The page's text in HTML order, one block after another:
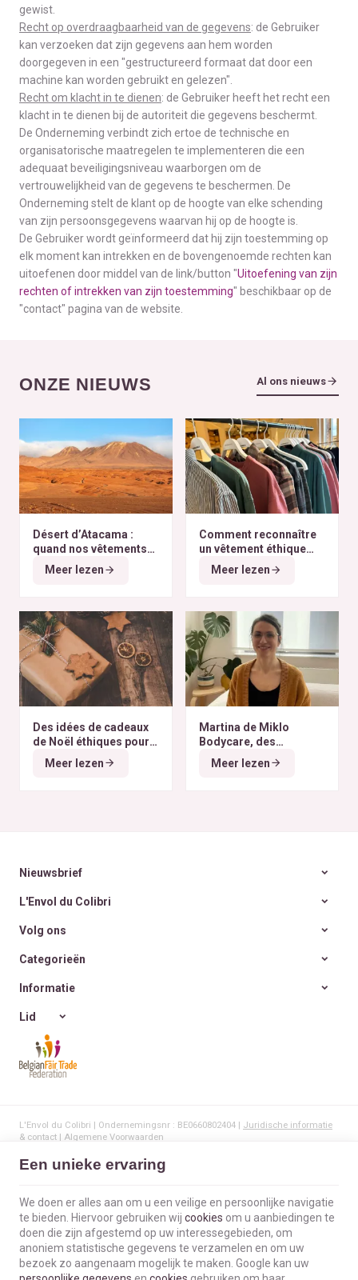
gewist.
Recht op overdraagbaarheid van de gegevens: de Gebruiker
kan verzoeken dat zijn gegevens aan hem worden
doorgegeven in een "gestructureerd formaat dat door een
machine kan worden gebruikt en gelezen".
Recht om klacht in te dienen: de Gebruiker heeft het recht een
klacht in te dienen bij de autoriteit die gegevens beschermt.
De Onderneming verbindt zich ertoe de technische en
organisatorische maatregelen te implementeren die een
adequaat beveiligingsniveau waarborgen om de
vertrouwelijkheid van de gegevens te beschermen. De
Onderneming stelt de klant op de hoogte van elke schending
van zijn persoonsgegevens waarvan hij op de hoogte is.
De Gebruiker wordt geïnformeerd dat hij zijn toestemming op
elk moment kan intrekken en de bovengenoemde rechten kan
uitoefenen door middel van de link/button "Uitoefening van zijn
rechten of intrekken van zijn toestemming" beschikbaar op de
"contact" pagina van de website.
ONZE NIEUWS Al ons nieuws
Désert d’Atacama :
quand nos vêtements
finissent à l’autre bout
du monde
Meer lezen
Comment reconnaître
un vêtement éthique
selon nos critères ?
Meer lezen
Des idées de cadeaux
de Noël éthiques pour
tous les budgets
Meer lezen
Martina de Miklo
Bodycare, des
déodorants naturels et
zéro déchet
A la
Meer lezen
Nieuwsbrief
L'Envol du Colibri
Volg ons
Categorieën
Informatie
Lid
L'Envol du Colibri | Ondernemingsnr : BE0660802404 | Juridische informatie
& contact | Algemene Voorwaarden
Verwerking van uw gegevens door Google
© Copyright 2023-2026 - E-net Business
Een unieke ervaring
We doen er alles aan om u een veilige en persoonlijke navigatie
te bieden. Hiervoor gebruiken wij cookies om u aanbiedingen te
doen die zijn afgestemd op uw interessegebieden, om
anoniem statistische gegevens te verzamelen en om uw
bezoek zo aangenaam mogelijk te maken. Google kan uw